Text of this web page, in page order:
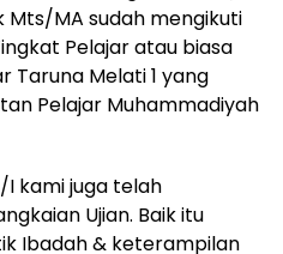
Mts/MA sudah mengikuti
Pelajar atau biasa
Taruna Melati 1 yang
Pelajar Muhammadiyah
I kami juga telah
Ujian. Baik itu
Ibadah & keterampilan